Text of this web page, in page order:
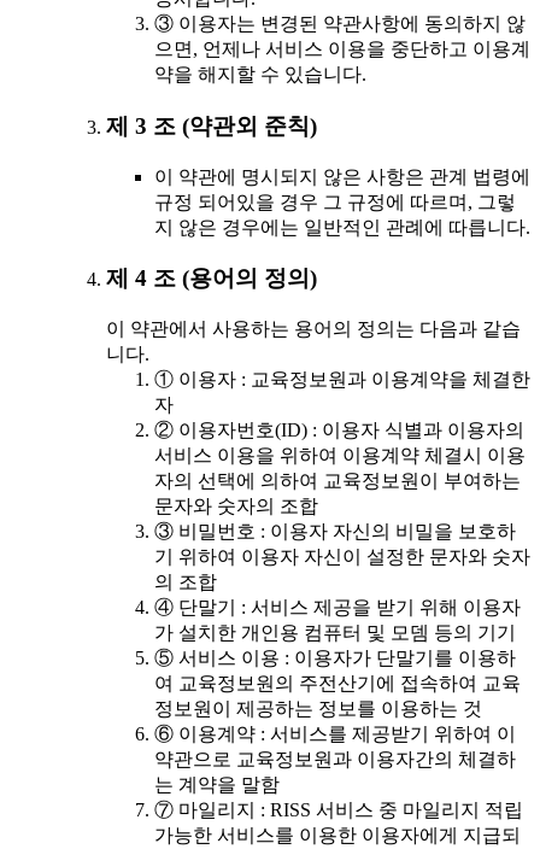
③ 이용자는 변경된 약관사항에 동의하지 않
으면, 언제나 서비스 이용을 중단하고 이용계
약을 해지할 수 있습니다.
제 3 조 (약관외 준칙)
이 약관에 명시되지 않은 사항은 관계 법령에
규정 되어있을 경우 그 규정에 따르며, 그렇
지 않은 경우에는 일반적인 관례에 따릅니다.
제 4 조 (용어의 정의)
이 약관에서 사용하는 용어의 정의는 다음과 같습
니다.
① 이용자 : 교육정보원과 이용계약을 체결한
자
② 이용자번호(ID) : 이용자 식별과 이용자의
서비스 이용을 위하여 이용계약 체결시 이용
자의 선택에 의하여 교육정보원이 부여하는
문자와 숫자의 조합
③ 비밀번호 : 이용자 자신의 비밀을 보호하
기 위하여 이용자 자신이 설정한 문자와 숫자
의 조합
④ 단말기 : 서비스 제공을 받기 위해 이용자
가 설치한 개인용 컴퓨터 및 모뎀 등의 기기
⑤ 서비스 이용 : 이용자가 단말기를 이용하
여 교육정보원의 주전산기에 접속하여 교육
정보원이 제공하는 정보를 이용하는 것
⑥ 이용계약 : 서비스를 제공받기 위하여 이
약관으로 교육정보원과 이용자간의 체결하
는 계약을 말함
⑦ 마일리지 : RISS 서비스 중 마일리지 적립
가능한 서비스를 이용한 이용자에게 지급되